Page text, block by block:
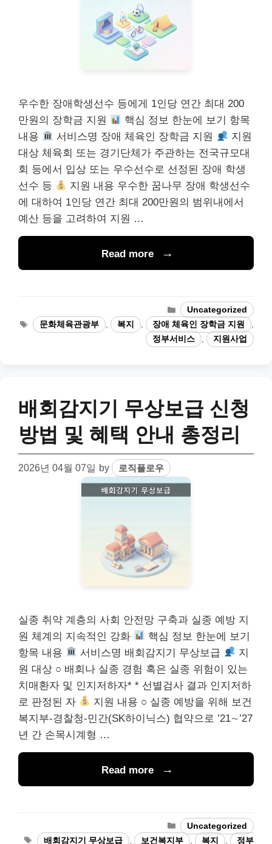
우수한 장애학생선수 등에게 1인당 연간 최대 200
만원의 장학금 지원
핵심 정보 한눈에 보기 항목
내용
서비스명 장애 체육인 장학금 지원
지원
대상 체육회 또는 경기단체가 주관하는 전국규모대
회 등에서 입상 또는 우수선수로 선정된 장애 학생
선수 등
지원 내용 우수한 꿈나무 장애 학생선수
에 대하여 1인당 연간 최대 200만원의 범위내에서
예산 등을 고려하여 지원 …
Read more
Categories
Uncategorized
Tags문화체육관광부 , 복지 , 장애 체육인 장학금 지원
,
정부서비스
, 지원사업
배회감지기 무상보급 신청
방법 및 혜택 안내 총정리
2026년 04월 07일 by 로직플로우
실종 취약 계층의 사회 안전망 구축과 실종 예방 지
원 체계의 지속적인 강화
핵심 정보 한눈에 보기
항목 내용
서비스명 배회감지기 무상보급
지
원 대상 ○ 배회나 실종 경험 혹은 실종 위험이 있는
치매환자 및 인지저하자* * 선별검사 결과 인지저하
로 판정된 자
지원 내용 ○ 실종 예방을 위해 보건
복지부-경찰청-민간(SK하이닉스) 협약으로 ’21∼’27
년 간 손목시계형 …
Read more
Categories
Uncategorized
Tags
배회감지기 무상보급 보건복지부 복지
정부